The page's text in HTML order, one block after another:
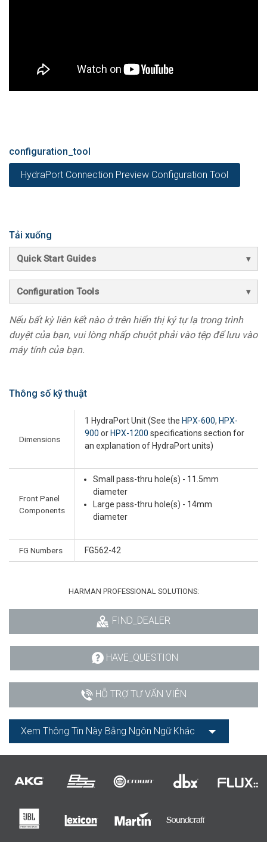
configuration_tool
HydraPort Connection Preview Configuration Tool
Tải xuống
Quick Start Guides
Configuration Tools
Nếu bất kỳ liên kết nào ở trên hiển thị ký tự lạ trong trình
duyệt của bạn, vui lòng nhấp chuột phải vào tệp để lưu vào
máy tính của bạn.
Thông số kỹ thuật
Dimensions
1 HydraPort Unit (See the HPX-600, HPX-
900 or HPX-1200 specifications section for
an explanation of HydraPort units)
Front Panel
Components
Small pass-thru hole(s) - 11.5mm
diameter
Large pass-thru hole(s) - 14mm
diameter
FG Numbers FG562-42
HARMAN PROFESSIONAL SOLUTIONS:
FIND_DEALER
HAVE_QUESTION
HỖ TRỢ TƯ VẤN VIÊN
Xem Thông Tin Này Bằng Ngôn Ngữ Khác